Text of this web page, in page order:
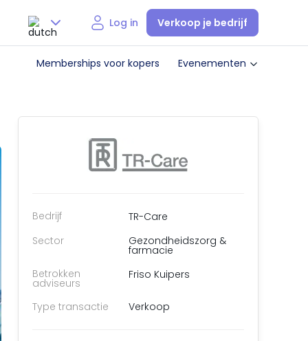
Nederlands
Log in Verkoop je bedrijf
Memberships voor kopers Evenementen
Bedrijf
TR-Care
Sector
Gezondheidszorg &
farmacie
Betrokken
adviseurs
Friso Kuipers
Type transactie Verkoop